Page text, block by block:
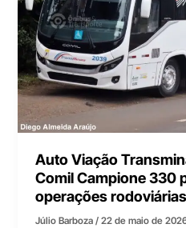
Auto Viação
Comil Campione 330
operações rodoviárias
Júlio Barboza/22 de maio de